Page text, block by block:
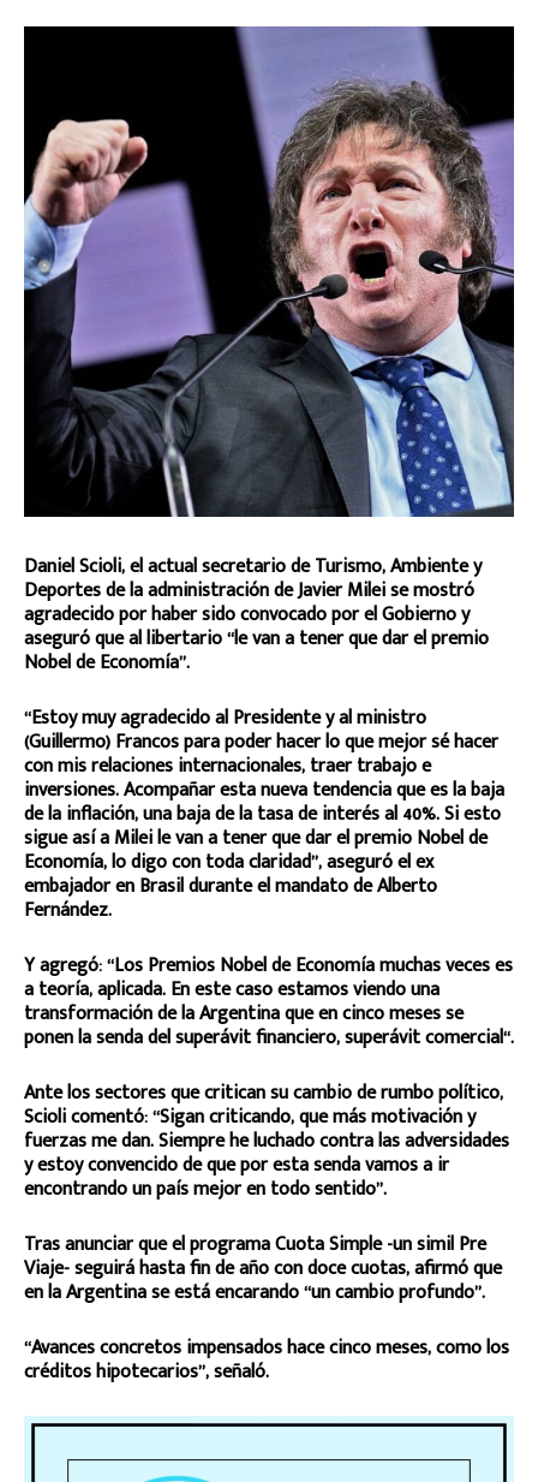
Daniel Scioli, el actual secretario de Turismo, Ambiente y
Deportes de la administración de Javier Milei se mostró
agradecido por haber sido convocado por el Gobierno y
aseguró que al libertario “le van a tener que dar el premio
Nobel de Economía”.
“Estoy muy agradecido al Presidente y al ministro
(Guillermo) Francos para poder hacer lo que mejor sé hacer
con mis relaciones internacionales, traer trabajo e
inversiones. Acompañar esta nueva tendencia que es la baja
de la inflación, una baja de la tasa de interés al 40%. Si esto
sigue así a Milei le van a tener que dar el premio Nobel de
Economía, lo digo con toda claridad”, aseguró el ex
embajador en Brasil durante el mandato de Alberto
Fernández.
Y agregó: “Los Premios Nobel de Economía muchas veces es
a teoría, aplicada. En este caso estamos viendo una
transformación de la Argentina que en cinco meses se
ponen la senda del superávit financiero, superávit comercial“.
Ante los sectores que critican su cambio de rumbo político,
Scioli comentó: “Sigan criticando, que más motivación y
fuerzas me dan. Siempre he luchado contra las adversidades
y estoy convencido de que por esta senda vamos a ir
encontrando un país mejor en todo sentido”.
Tras anunciar que el programa Cuota Simple -un simil Pre
Viaje- seguirá hasta fin de año con doce cuotas, afirmó que
en la Argentina se está encarando “un cambio profundo”.
“Avances concretos impensados hace cinco meses, como los
créditos hipotecarios”, señaló.